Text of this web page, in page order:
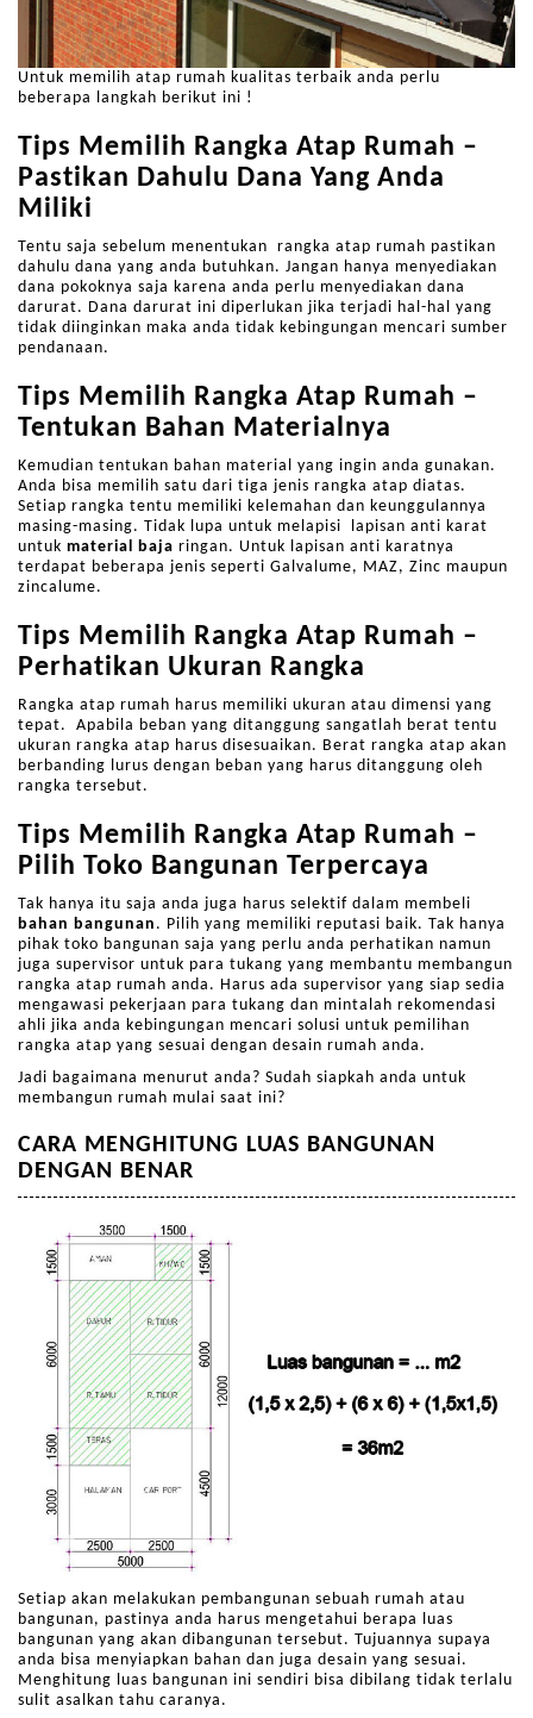
Untuk memilih atap rumah kualitas terbaik anda perlu
beberapa langkah berikut ini !
Tips Memilih Rangka Atap Rumah –
Pastikan Dahulu Dana Yang Anda
Miliki
Tentu saja sebelum menentukan rangka atap rumah pastikan
dahulu dana yang anda butuhkan. Jangan hanya menyediakan
dana pokoknya saja karena anda perlu menyediakan dana
darurat. Dana darurat ini diperlukan jika terjadi hal-hal yang
tidak diinginkan maka anda tidak kebingungan mencari sumber
pendanaan.
Tips Memilih Rangka Atap Rumah –
Tentukan Bahan Materialnya
Kemudian tentukan bahan material yang ingin anda gunakan.
Anda bisa memilih satu dari tiga jenis rangka atap diatas.
Setiap rangka tentu memiliki kelemahan dan keunggulannya
masing-masing. Tidak lupa untuk melapisi lapisan anti karat
untuk material baja ringan. Untuk lapisan anti karatnya
terdapat beberapa jenis seperti Galvalume, MAZ, Zinc maupun
zincalume.
Tips Memilih Rangka Atap Rumah –
Perhatikan Ukuran Rangka
Rangka atap rumah harus memiliki ukuran atau dimensi yang
tepat. Apabila beban yang ditanggung sangatlah berat tentu
ukuran rangka atap harus disesuaikan. Berat rangka atap akan
berbanding lurus dengan beban yang harus ditanggung oleh
rangka tersebut.
Tips Memilih Rangka Atap Rumah –
Pilih Toko Bangunan Terpercaya
Tak hanya itu saja anda juga harus selektif dalam membeli
bahan bangunan . Pilih yang memiliki reputasi baik. Tak hanya
pihak toko bangunan saja yang perlu anda perhatikan namun
juga supervisor untuk para tukang yang membantu membangun
rangka atap rumah anda. Harus ada supervisor yang siap sedia
mengawasi pekerjaan para tukang dan mintalah rekomendasi
ahli jika anda kebingungan mencari solusi untuk pemilihan
rangka atap yang sesuai dengan desain rumah anda.
Jadi bagaimana menurut anda? Sudah siapkah anda untuk
membangun rumah mulai saat ini?
CARA MENGHITUNG LUAS BANGUNAN
DENGAN BENAR
Setiap akan melakukan pembangunan sebuah rumah atau
bangunan, pastinya anda harus mengetahui berapa luas
bangunan yang akan dibangunan tersebut. Tujuannya supaya
anda bisa menyiapkan bahan dan juga desain yang sesuai.
Menghitung luas bangunan ini sendiri bisa dibilang tidak terlalu
sulit asalkan tahu caranya.